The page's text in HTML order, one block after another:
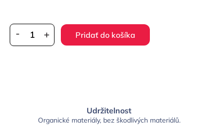
Pridať do košíka
Udržitelnost
Organické materiály, bez škodlivých materiálů.